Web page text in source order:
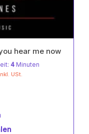
hear me now
4Minuten
USt.